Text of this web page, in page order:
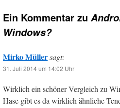
Ein Kommentar zu
Windows?
Mirko Müllersagt:
31. Juli 2014 um 14:02 Uhr
Wirklich ein schöner Vergleich zu
Hase gibt es da wirklich ähnliche